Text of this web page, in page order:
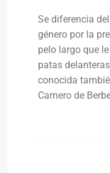
Se diferencia
género por la
pelo largo que
patas
conocida
Carnero de